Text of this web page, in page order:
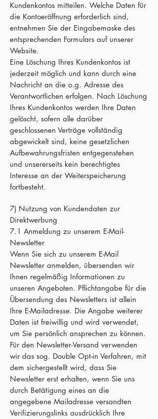
Kundenkontos mitteilen. Welche Daten für
die Kontoeröffnung erforderlich sind,
entnehmen Sie der Eingabemaske des
entsprechenden Formulars auf unserer
Website.
Eine Löschung Ihres Kundenkontos ist
jederzeit möglich und kann durch eine
Nachricht an die o.g. Adresse des
Verantwortlichen erfolgen. Nach Löschung
Ihres Kundenkontos werden Ihre Daten
gelöscht, sofern alle darüber
geschlossenen Verträge vollständig
abgewickelt sind, keine gesetzlichen
Aufbewahrungsfristen entgegenstehen
und unsererseits kein berechtigtes
Interesse an der Weiterspeicherung
fortbesteht.
7) Nutzung von Kundendaten zur
Direktwerbung
7.1 Anmeldung zu unserem E-Mail-
Newsletter
Wenn Sie sich zu unserem E-Mail
Newsletter anmelden, übersenden wir
Ihnen regelmäßig Informationen zu
unseren Angeboten. Pflichtangabe für die
Übersendung des Newsletters ist allein
Ihre E-Mailadresse. Die Angabe weiterer
Daten ist freiwillig und wird verwendet,
um Sie persönlich ansprechen zu können.
Für den Newsletter-Versand verwenden
wir das sog. Double Opt-in Verfahren, mit
dem sichergestellt wird, dass Sie
Newsletter erst erhalten, wenn Sie uns
durch Betätigung eines an die
angegebene Mailadresse versandten
Verifizierungslinks ausdrücklich Ihre